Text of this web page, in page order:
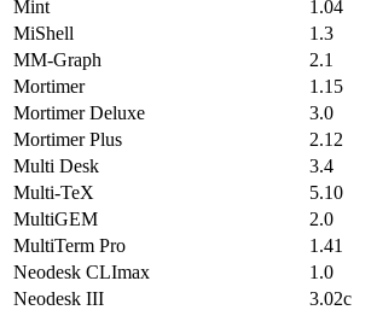
Mint
1.04
MiShell
1.3
MM-Graph
2.1
Mortimer
1.15
Mortimer Deluxe
3.0
Mortimer Plus
2.12
Multi Desk
3.4
Multi-TeX
5.10
MultiGEM
2.0
MultiTerm Pro
1.41
Neodesk CLImax
1.0
Neodesk III
3.02c